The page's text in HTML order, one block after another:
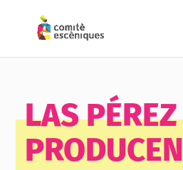
LAS PÉREZ
PRODUCEN